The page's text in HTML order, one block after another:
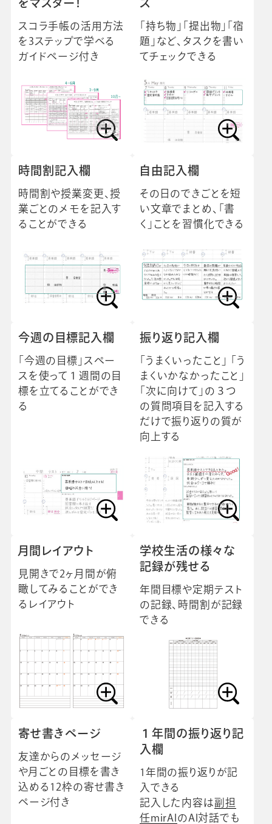
をマスター！
スコラ手帳の活用方法
を3ステップで学べる
ガイドページ付き
ス
「持ち物」「提出物」「宿
題」など、タスクを書い
てチェックできる
時間割記入欄
時間割や授業変更、授
業ごとのメモを記入す
ることができる
自由記入欄
その日のできごとを短
い文章でまとめ、「書
く」ことを習慣化できる
今週の目標記入欄
「今週の目標」スペー
スを使って１週間の目
標を立てることができ
る
振り返り記入欄
「うまくいったこと」 「う
まくいかなかったこと」
「次に向けて」の３つ
の質問項目を記入する
だけで振り返りの質が
向上する
月間レイアウト
見開きで2ヶ月間が俯
瞰してみることができ
るレイアウト
学校生活の様々な
記録が残せる
年間目標や定期テスト
の記録、時間割が記録
できる
寄せ書きページ
友達からのメッセージ
や月ごとの目標を書き
込める12枠の寄せ書き
ページ付き
１年間の振り返り記
入欄
1年間の振り返りが記
入できる
記入した内容は副担
任mirAI のAI対話でも